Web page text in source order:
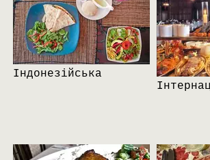
Індонезійська